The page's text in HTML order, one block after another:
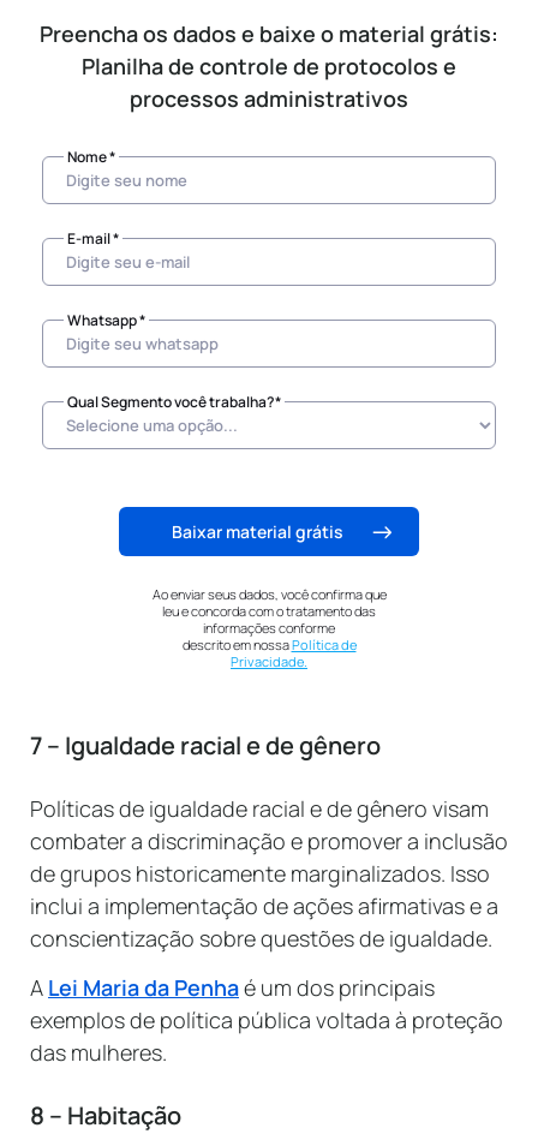
Preencha os dados e baixe o material grátis:
Planilha de controle de protocolos e
processos administrativos
Nome *
E-mail *
Whatsapp *
Qual Segmento você trabalha?*
Baixar material grátis
Ao enviar seus dados, você confirma que
leu e concorda com o tratamento das
informações conforme
descrito em nossaPolítica de
Privacidade.
7 – Igualdade racial e de gênero
Políticas de igualdade racial e de gênero visam
combater a discriminação e promover a inclusão
de grupos historicamente marginalizados. Isso
inclui a implementação de ações afirmativas e a
conscientização sobre questões de igualdade.
A Lei Maria da Penhaé um dos principais
exemplos de política pública voltada à proteção
das mulheres.
8 – Habitação